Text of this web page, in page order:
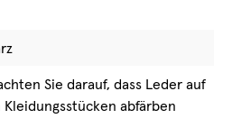
Sie darauf, dass Leder auf
Kleidungsstücken abfärben